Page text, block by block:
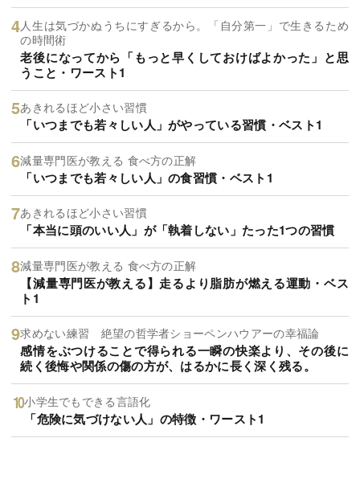
人生は気づかぬうちにすぎるから。「自分第一」で生きるため
の時間術
老後になってから「もっと早くしておけばよかった」と思
うこと・ワースト1
あきれるほど小さい習慣
「いつまでも若々しい人」がやっている習慣・ベスト1
減量専門医が教える 食べ方の正解
「いつまでも若々しい人」の食習慣・ベスト1
あきれるほど小さい習慣
「本当に頭のいい人」が「執着しない」たった1つの習慣
減量専門医が教える 食べ方の正解
【減量専門医が教える】走るより脂肪が燃える運動・ベス
ト1
求めない練習 絶望の哲学者ショーペンハウアーの幸福論
感情をぶつけることで得られる一瞬の快楽より、その後に
続く後悔や関係の傷の方が、はるかに長く深く残る。
小学生でもできる言語化
「危険に気づけない人」の特徴・ワースト1